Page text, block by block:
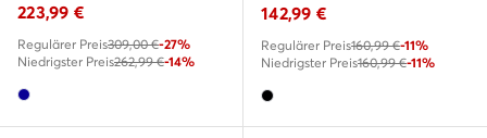
223,99 €
Regulärer Preis309,00 €-27%
Niedrigster Preis262,99 €-14%
142,99 €
Regulärer Preis160,99 €-11%
Niedrigster Preis160,99 €-11%